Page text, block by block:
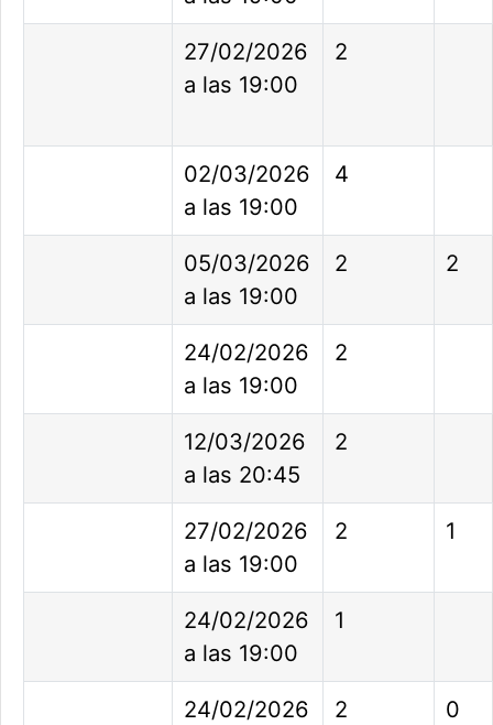
27/02/2026
a las 19:00
2
02/03/2026
a las 19:00
4
05/03/2026
a las 19:00
2 2
24/02/2026
a las 19:00
2
12/03/2026
a las 20:45
2
27/02/2026
a las 19:00
2 1
24/02/2026
a las 19:00
1
24/02/2026
2 0